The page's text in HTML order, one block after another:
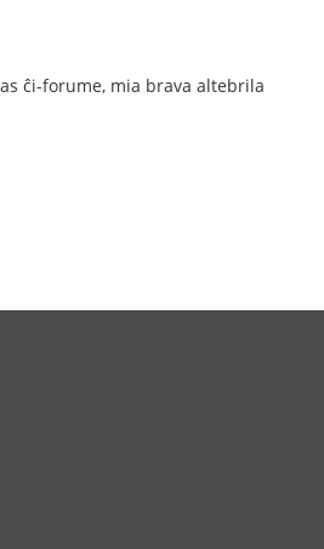
ĉi-forume, mia brava altebrila